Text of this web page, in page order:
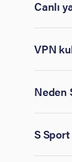
Canlı
VPN
Neden
S